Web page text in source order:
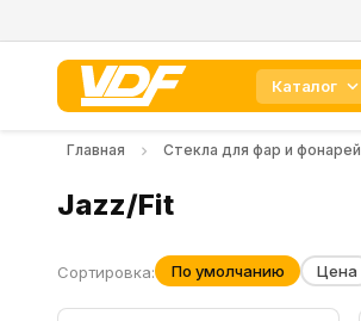
Каталог
Главная Стекла для фар и фонарей
Jazz/Fit
Сортировка: По умолчанию Цена